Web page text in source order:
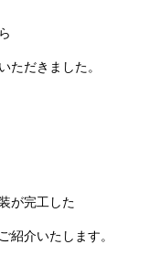
ただきました。
が完工した
紹介いたします。